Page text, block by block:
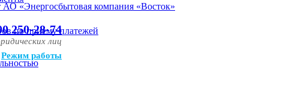
АО «Энергосбытовая компания «Восток»
250-28-74
лиц
Режим работы
по приему платежей